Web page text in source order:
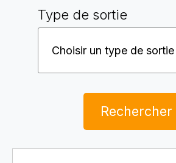
Type de sortie
Rechercher